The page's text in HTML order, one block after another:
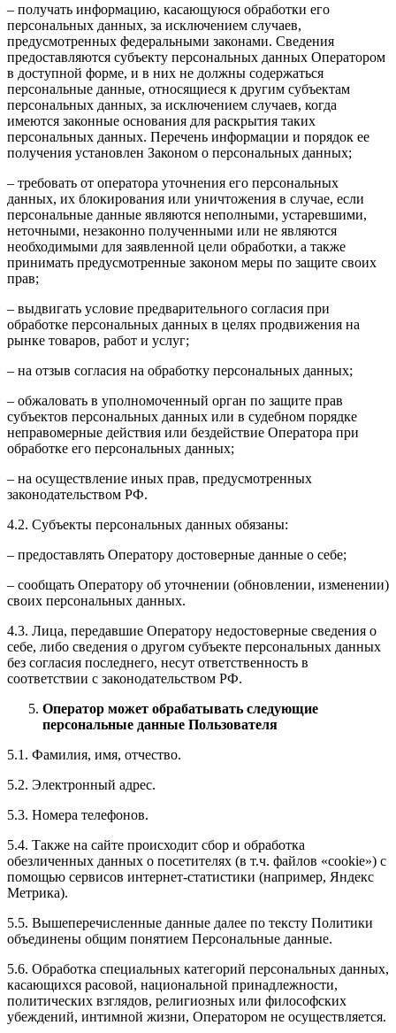
– получать информацию, касающуюся обработки его
персональных данных, за исключением случаев,
предусмотренных федеральными законами. Сведения
предоставляются субъекту персональных данных Оператором
в доступной форме, и в них не должны содержаться
персональные данные, относящиеся к другим субъектам
персональных данных, за исключением случаев, когда
имеются законные основания для раскрытия таких
персональных данных. Перечень информации и порядок ее
получения установлен Законом о персональных данных;
– требовать от оператора уточнения его персональных
данных, их блокирования или уничтожения в случае, если
персональные данные являются неполными, устаревшими,
неточными, незаконно полученными или не являются
необходимыми для заявленной цели обработки, а также
принимать предусмотренные законом меры по защите своих
прав;
– выдвигать условие предварительного согласия при
обработке персональных данных в целях продвижения на
рынке товаров, работ и услуг;
– на отзыв согласия на обработку персональных данных;
– обжаловать в уполномоченный орган по защите прав
субъектов персональных данных или в судебном порядке
неправомерные действия или бездействие Оператора при
обработке его персональных данных;
– на осуществление иных прав, предусмотренных
законодательством РФ.
4.2. Субъекты персональных данных обязаны:
– предоставлять Оператору достоверные данные о себе;
– сообщать Оператору об уточнении (обновлении, изменении)
своих персональных данных.
4.3. Лица, передавшие Оператору недостоверные сведения о
себе, либо сведения о другом субъекте персональных данных
без согласия последнего, несут ответственность в
соответствии с законодательством РФ.
Оператор может обрабатывать следующие
персональные данные Пользователя
5.1. Фамилия, имя, отчество.
5.2. Электронный адрес.
5.3. Номера телефонов.
5.4. Также на сайте происходит сбор и обработка
обезличенных данных о посетителях (в т.ч. файлов «cookie») с
помощью сервисов интернет-статистики (например, Яндекс
Метрика).
5.5. Вышеперечисленные данные далее по тексту Политики
объединены общим понятием Персональные данные.
5.6. Обработка специальных категорий персональных данных,
касающихся расовой, национальной принадлежности,
политических взглядов, религиозных или философских
убеждений, интимной жизни, Оператором не осуществляется.